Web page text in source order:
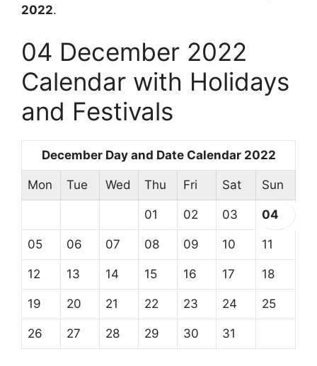
2022.
04 December 2022
Calendar with Holidays
and Festivals
December Day and Date Calendar 2022
Mon Tue Wed Thu Fri Sat Sun
01 02 03 04
05 06 07 08 09 10 11
12 13 14 15 16 17 18
19 20 21 22 23 24 25
26 27 28 29 30 31